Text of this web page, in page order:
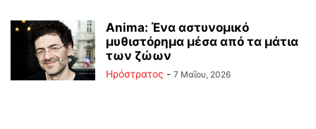
Anima: Ένα αστυνομικό
μυθιστόρημα μέσα από τα μάτια
των ζώων
Ηρόστρατος - 7 Μαΐου, 2026